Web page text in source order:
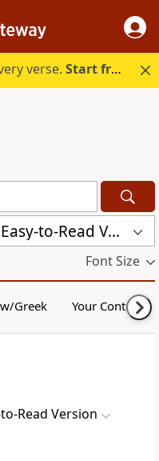
verse.Start free.
Russian New Testament: Easy-to-Read Version (ERV-RU)
Font Size
Greek Your Content
Read Version